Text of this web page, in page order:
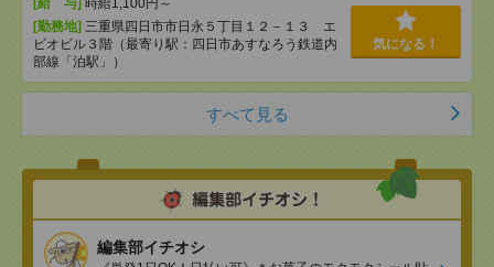
[給 与] 時給1,100円～
[勤務地] 三重県四日市市日永５丁目１２－１３ エ
ビオビル３階（最寄り駅：四日市あすなろう鉄道内
部線「泊駅」）
気になる！
すべて見る
編集部イチオシ